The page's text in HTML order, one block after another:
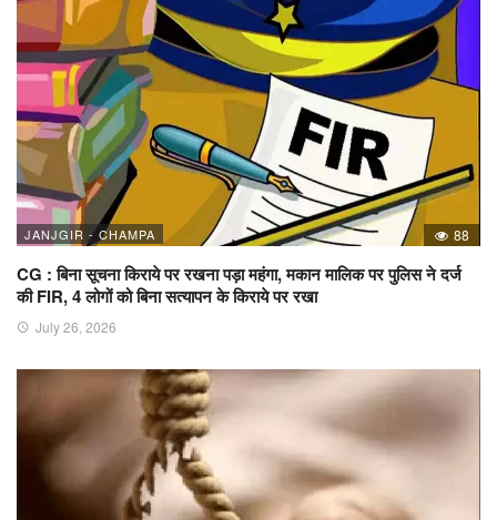
JANJGIR - CHAMPA 88
CG : बिना सूचना किराये पर रखना पड़ा महंगा, मकान मालिक पर पुलिस ने दर्ज
की FIR, 4 लोगों को बिना सत्यापन के किराये पर रखा
July 26, 2026